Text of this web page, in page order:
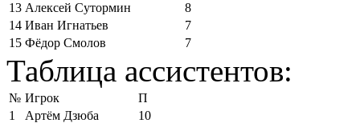
13 Алексей Сутормин
8
14 Иван Игнатьев
7
15 Фёдор Смолов 7
Таблица ассистентов:
№ Игрок
П
1
Артём Дзюба
10